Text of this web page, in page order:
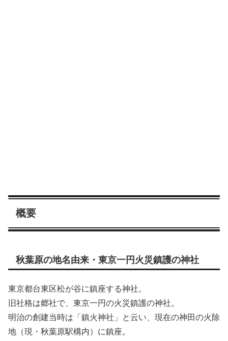
概要
秋葉原の地名由来・東京一円火災鎮護の神社
東京都台東区松が谷に鎮座する神社。
旧社格は郷社で、東京一円の火災鎮護の神社。
明治の創建当時は「鎮火神社」と云い、現在の神田の火除
地（現・秋葉原駅構内）に鎮座。